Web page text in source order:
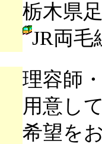
栃木県
JR両毛
理容師
用意し
希望を